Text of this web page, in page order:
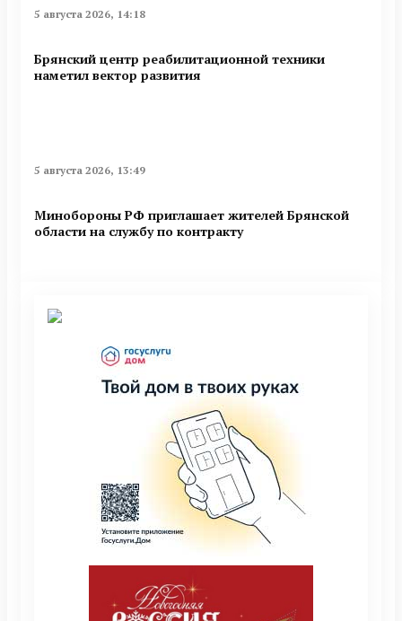
5 августа 2026, 14:18
Брянский центр реабилитационной техники
наметил вектор развития
5 августа 2026, 13:49
Минобoроны РФ приглaшaет житeлeй Брянской
области на службу по контракту